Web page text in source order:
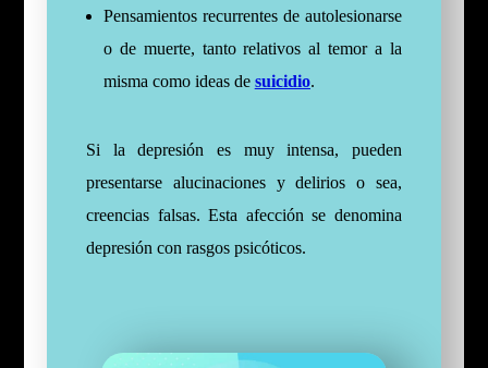
Pensamientos recurrentes de autolesionarse
o de muerte, tanto relativos al temor a la
misma como ideas de suicidio.
Si la depresión es muy intensa, pueden
presentarse alucinaciones y delirios o sea,
creencias falsas. Esta afección se denomina
depresión con rasgos psicóticos.